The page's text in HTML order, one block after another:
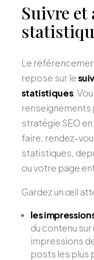
Suivre et
Le
repose sur le
statistiques.
renseignements
stratégie SEO
faire, rendez-
statistiques,
ou votre page
Gardez un œil
les
du contenu
impressions
posts les plus